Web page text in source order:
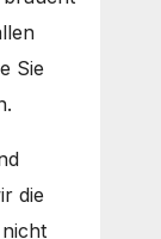
Sie
die